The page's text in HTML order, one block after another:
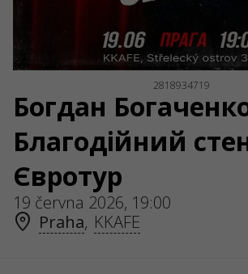
2818934719
Богдан
Благодійний
Євротур
19 června 2026, 19:00
Praha, KKAFE